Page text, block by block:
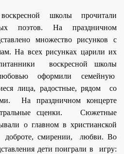
школы прочитали
поэтов. На праздничном
множество рисунков с
На всех рисунках царили их
воскресной школы
оформили семейную
лица, радостные, рядом со
На праздничном концерте
сценки. Сюжетные
о главном в христианской
смирении, любви. Во
дети поиграли в игру: